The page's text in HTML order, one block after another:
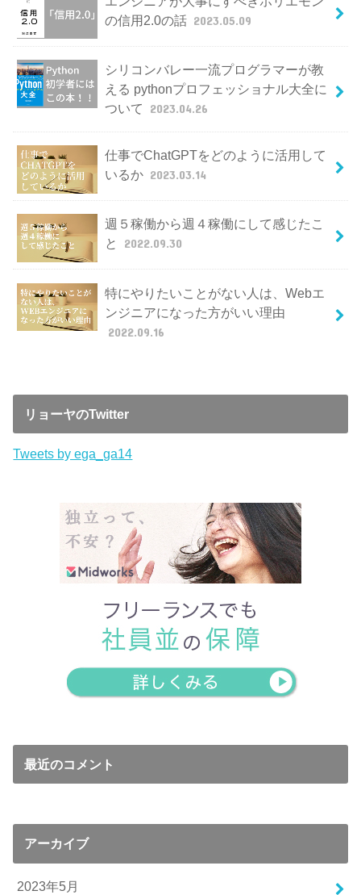
の信用2.0の話 2023.05.09
シリコンバレー一流プログラマーが教
える pythonプロフェッショナル大全に
ついて
2023.04.26
仕事でChatGPTをどのように活用して
いるか 2023.03.14
週５稼働から週４稼働にして感じたこ
と
2022.09.30
特にやりたいことがない人は、Webエ
ンジニアになった方がいい理由
2022.09.16
リョーヤのTwitter
Tweets by ega_ga14
最近のコメント
アーカイブ
2023年5月